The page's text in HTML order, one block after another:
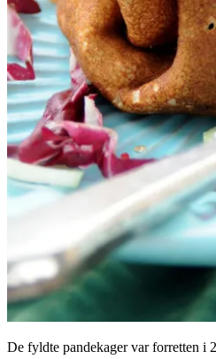
De fyldte pandekager var forretten i